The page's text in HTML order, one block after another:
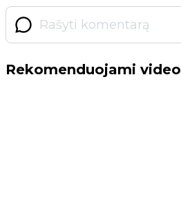
Rekomenduojami video